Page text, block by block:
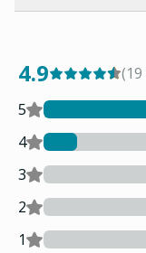
4.9 (19
5
4
3
2
1